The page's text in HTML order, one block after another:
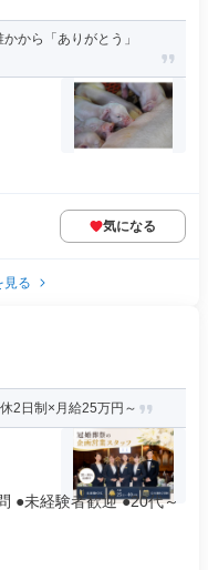
から「ありがとう」
気になる
見る
2日制×月給25万円～
●未経験者歓迎 ●20代～